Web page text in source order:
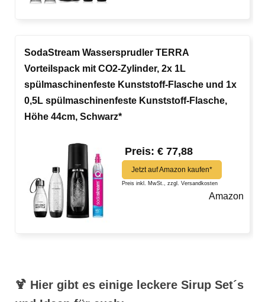
SodaStream Wassersprudler TERRA
Vorteilspack mit CO2-Zylinder, 2x 1L
spülmaschinenfeste Kunststoff-Flasche und 1x
0,5L spülmaschinenfeste Kunststoff-Flasche,
Höhe 44cm, Schwarz*
Preis: € 77,88
Jetzt auf Amazon kaufen*
Preis inkl. MwSt., zzgl. Versandkosten
Amazon
🍹 Hier gibt es einige leckere Sirup Set´s